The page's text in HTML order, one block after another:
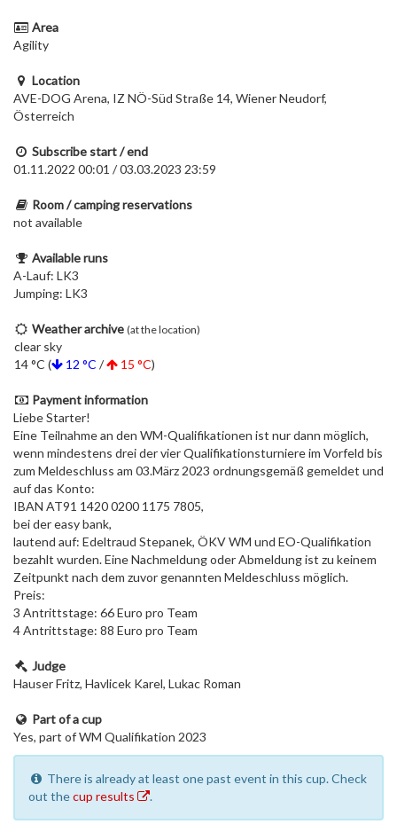
Area
Agility
Location
AVE-DOG Arena, IZ NÖ-Süd Straße 14, Wiener Neudorf,
Österreich
Subscribe start / end
01.11.2022 00:01 / 03.03.2023 23:59
Room / camping reservations
not available
Available runs
A-Lauf: LK3
Jumping: LK3
Weather archive (at the location)
clear sky
14 °C (
12 °C / 15 °C)
Payment information
Liebe Starter!
Eine Teilnahme an den WM-Qualifikationen ist nur dann möglich,
wenn mindestens drei der vier Qualifikationsturniere im Vorfeld bis
zum Meldeschluss am 03.März 2023 ordnungsgemäß gemeldet und
auf das Konto:
IBAN AT91 1420 0200 1175 7805,
bei der easy bank,
lautend auf: Edeltraud Stepanek, ÖKV WM und EO-Qualifikation
bezahlt wurden. Eine Nachmeldung oder Abmeldung ist zu keinem
Zeitpunkt nach dem zuvor genannten Meldeschluss möglich.
Preis:
3 Antrittstage: 66 Euro pro Team
4 Antrittstage: 88 Euro pro Team
Judge
Hauser Fritz, Havlicek Karel, Lukac Roman
Part of a cup
Yes, part of WM Qualifikation 2023
There is already at least one past event in this cup. Check
out thecup results .